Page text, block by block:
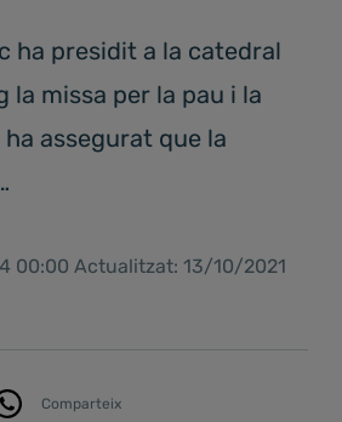
ha presidit a la catedral
la missa per la pau i la
assegurat que la
00:00 Actualitzat: 13/10/2021
Comparteix